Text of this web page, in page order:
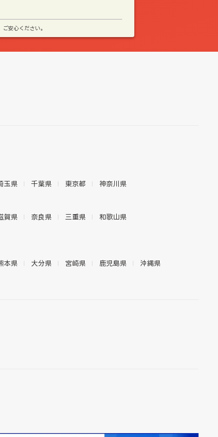
安心ください。
玉県 千葉県 東京都 神奈川県
賀県 奈良県 三重県 和歌山県
本県 大分県 宮崎県 鹿児島県 沖縄県